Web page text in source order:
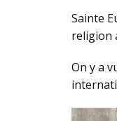
Sainte
religion
On y a